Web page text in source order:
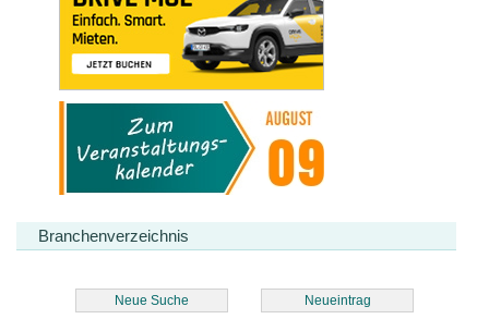
Branchenverzeichnis
Neue Suche Neueintrag